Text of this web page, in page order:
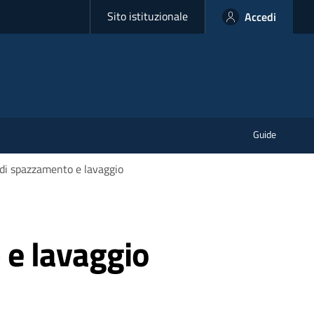
Sito istituzionale Accedi
Guide
spazzamento e lavaggio
lavaggio